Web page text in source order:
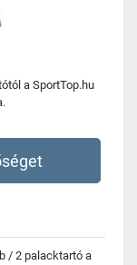
a SportTop.hu
/ 2 palacktartó a